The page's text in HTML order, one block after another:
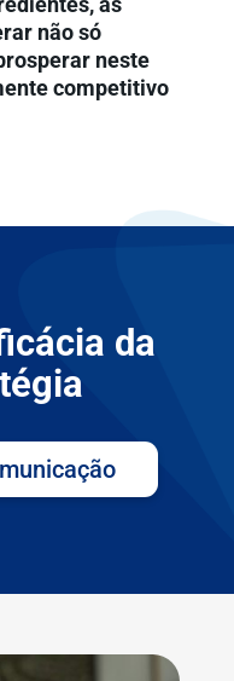
não só
neste
competitivo
da